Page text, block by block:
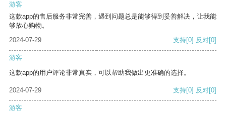
游客
这款app的售后服务非常完善，遇到问题总是能够得到妥善解决，让我能
够放心购物。
2024-07-29
支持[0] 反对[0]
游客
这款app的用户评论非常真实，可以帮助我做出更准确的选择。
2024-07-29 支持[0] 反对[0]
游客